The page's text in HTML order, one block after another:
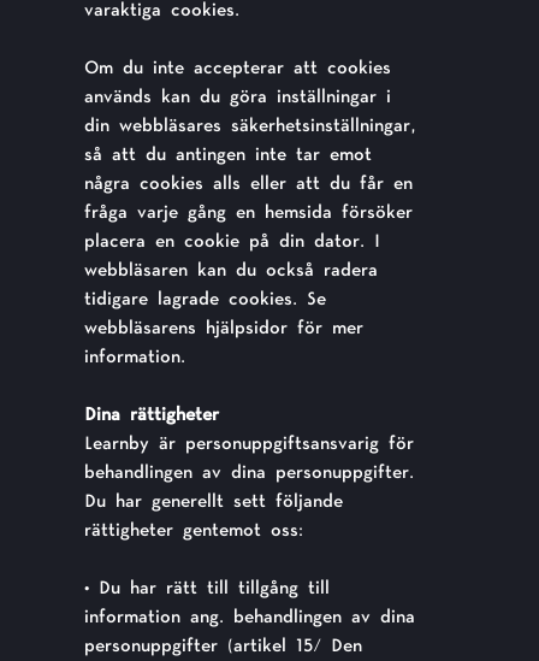
varaktiga cookies.
Om du inte accepterar att cookies
används kan du göra inställningar i
din webbläsares säkerhetsinställningar,
så att du antingen inte tar emot
några cookies alls eller att du får en
fråga varje gång en hemsida försöker
placera en cookie på din dator. I
webbläsaren kan du också radera
tidigare lagrade cookies. Se
webbläsarens hjälpsidor för mer
information.
Dina rättigheter
Learnby är personuppgiftsansvarig för
behandlingen av dina personuppgifter.
Du har generellt sett följande
rättigheter gentemot oss:
• Du har rätt till tillgång till
information ang. behandlingen av dina
personuppgifter (artikel 15/ Den